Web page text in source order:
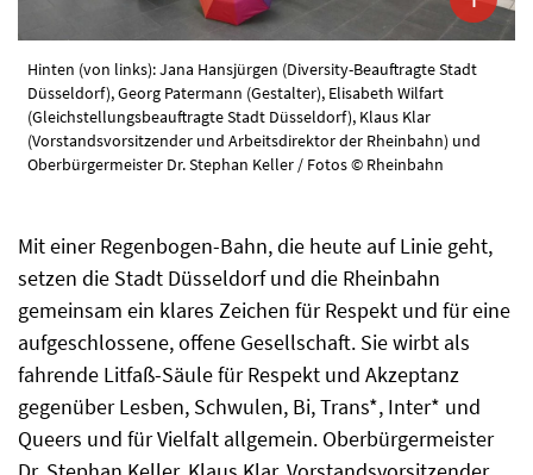
Hinten (von links): Jana Hansjürgen (Diversity-Beauftragte Stadt
Düsseldorf), Georg Patermann (Gestalter), Elisabeth Wilfart
(Gleichstellungsbeauftragte Stadt Düsseldorf), Klaus Klar
(Vorstandsvorsitzender und Arbeitsdirektor der Rheinbahn) und
Oberbürgermeister Dr. Stephan Keller / Fotos © Rheinbahn
Mit einer Regenbogen-Bahn, die heute auf Linie geht,
setzen die Stadt Düsseldorf und die Rheinbahn
gemeinsam ein klares Zeichen für Respekt und für eine
aufgeschlossene, offene Gesellschaft. Sie wirbt als
fahrende Litfaß-Säule für Respekt und Akzeptanz
gegenüber Lesben, Schwulen, Bi, Trans*, Inter* und
Queers und für Vielfalt allgemein. Oberbürgermeister